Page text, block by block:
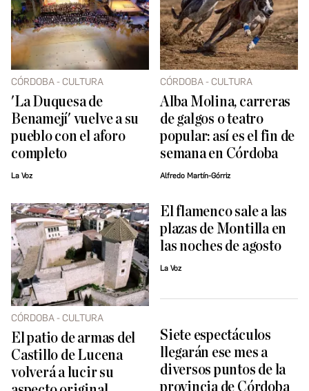
CÓRDOBA - CULTURA
'La Duquesa de
Benamejí' vuelve a su
pueblo con el aforo
completo
La Voz
CÓRDOBA - CULTURA
Alba Molina, carreras
de galgos o teatro
popular: así es el fin de
semana en Córdoba
Alfredo Martín-Górriz
CÓRDOBA - CULTURA
El patio de armas del
Castillo de Lucena
volverá a lucir su
El flamenco sale a las
plazas de Montilla en
las noches de agosto
La Voz
Siete espectáculos
llegarán ese mes a
diversos puntos de la
provincia de Córdoba